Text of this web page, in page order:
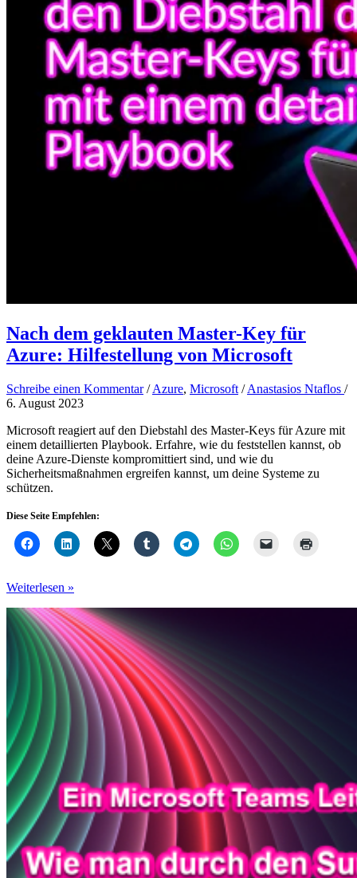
Nach dem geklauten Master-Key für
Azure: Hilfestellung von Microsoft
Schreibe einen Kommentar /Azure, Microsoft /Anastasios Ntaflos /
6. August 2023
Microsoft reagiert auf den Diebstahl des Master-Keys für Azure mit
einem detaillierten Playbook. Erfahre, wie du feststellen kannst, ob
deine Azure-Dienste kompromittiert sind, und wie du
Sicherheitsmaßnahmen ergreifen kannst, um deine Systeme zu
schützen.
Diese Seite Empfehlen:
Nach
geklauten
Master-
Key
Hilfestellung
von
Microsoft
Weiterlesen »